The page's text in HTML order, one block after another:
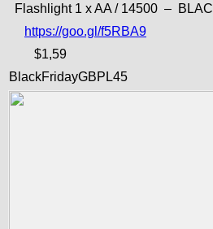
Flashlight 1 x AA / 14500 –
https://goo.gl/f5RBA9
$1,59
BlackFridayGBPL45